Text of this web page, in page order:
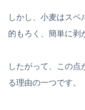
しかし、小麦はスペ
的もろく、簡単に剥
したがって、この点
る理由の一つです。